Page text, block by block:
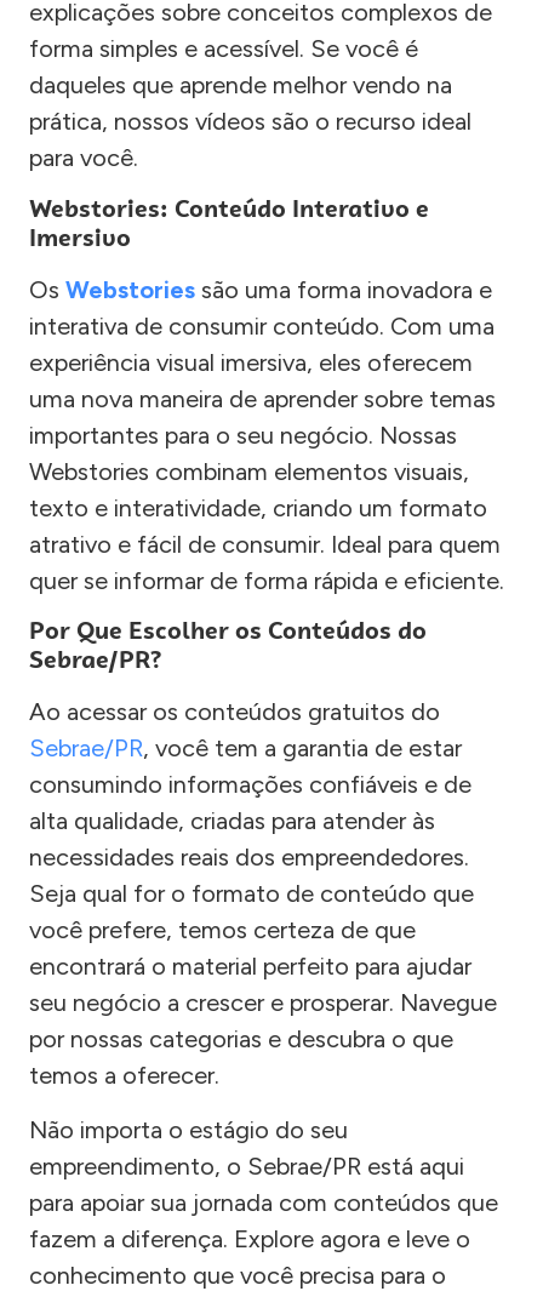
explicações sobre conceitos complexos de
forma simples e acessível. Se você é
daqueles que aprende melhor vendo na
prática, nossos vídeos são o recurso ideal
para você.
Webstories: Conteúdo Interativo e
Imersivo
Os Webstories são uma forma inovadora e
interativa de consumir conteúdo. Com uma
experiência visual imersiva, eles oferecem
uma nova maneira de aprender sobre temas
importantes para o seu negócio. Nossas
Webstories combinam elementos visuais,
texto e interatividade, criando um formato
atrativo e fácil de consumir. Ideal para quem
quer se informar de forma rápida e eficiente.
Por Que Escolher os Conteúdos do
Sebrae/PR?
Ao acessar os conteúdos gratuitos do
Sebrae/PR, você tem a garantia de estar
consumindo informações confiáveis e de
alta qualidade, criadas para atender às
necessidades reais dos empreendedores.
Seja qual for o formato de conteúdo que
você prefere, temos certeza de que
encontrará o material perfeito para ajudar
seu negócio a crescer e prosperar. Navegue
por nossas categorias e descubra o que
temos a oferecer.
Não importa o estágio do seu
empreendimento, o Sebrae/PR está aqui
para apoiar sua jornada com conteúdos que
fazem a diferença. Explore agora e leve o
conhecimento que você precisa para o